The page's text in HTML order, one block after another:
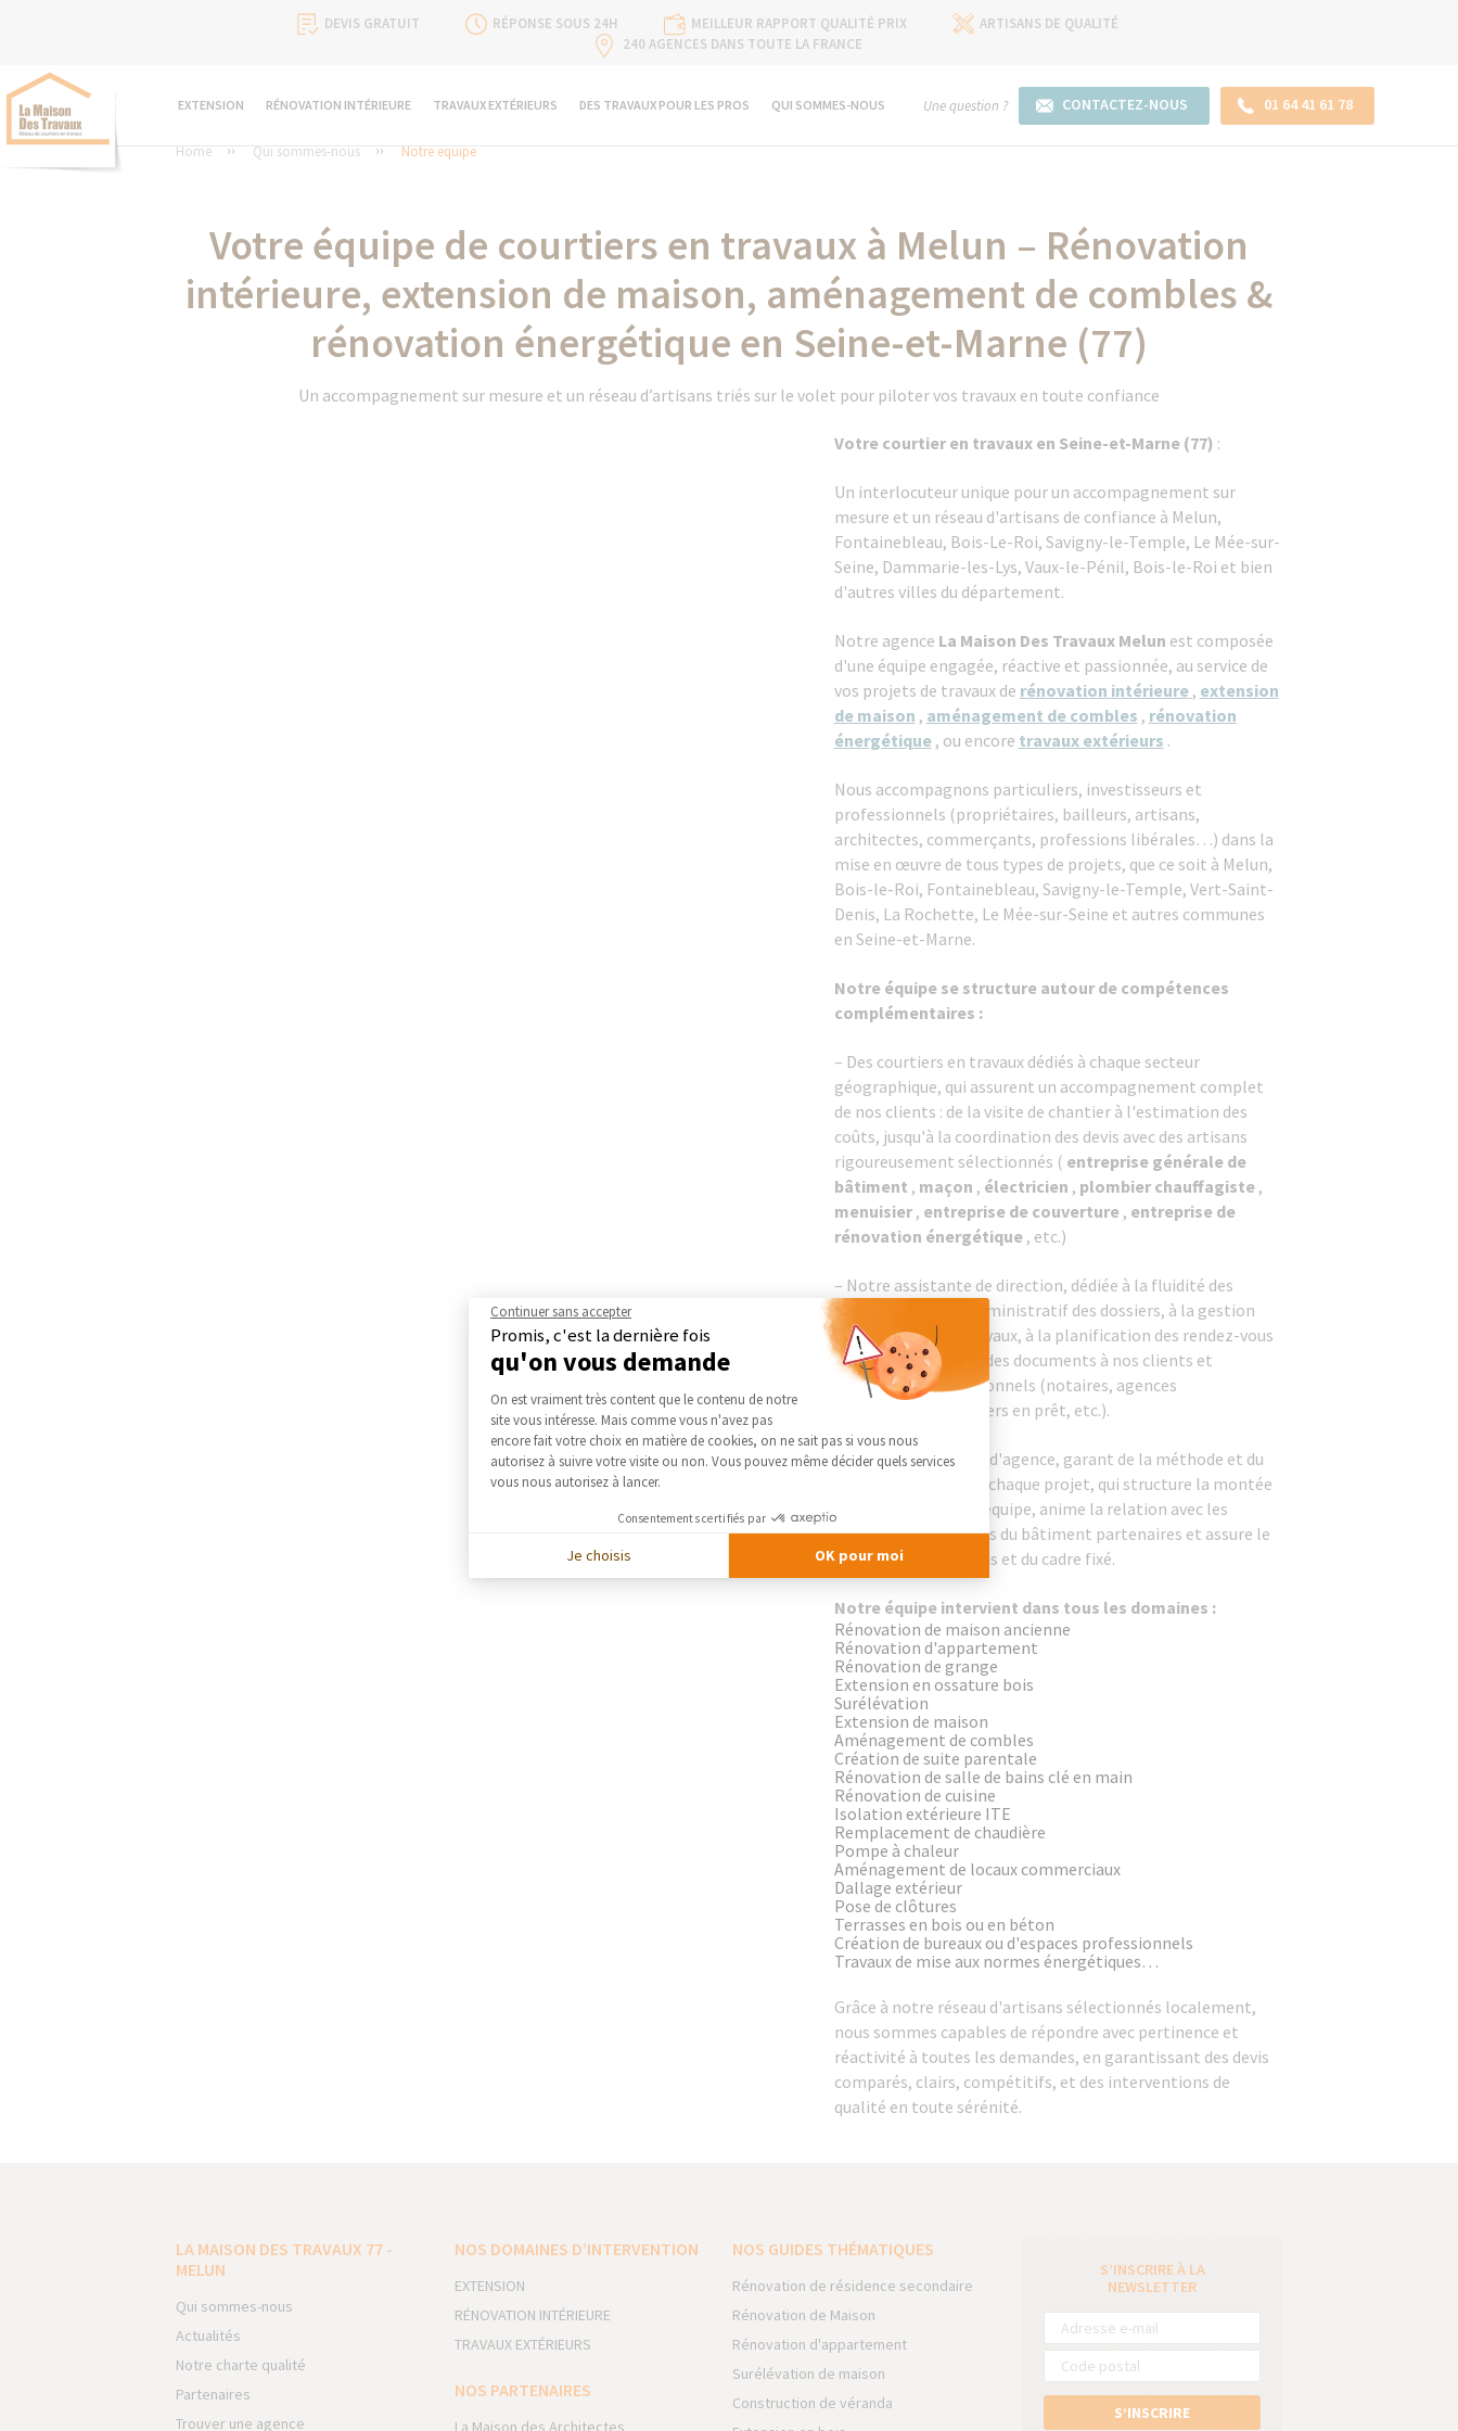
DEVIS GRATUIT RÉPONSE SOUS 24H MEILLEUR RAPPORT QUALITÉ PRIX
ARTISANS DE QUALITÉ
240 AGENCES DANS TOUTE LA FRANCE
EXTENSION RÉNOVATION INTÉRIEURE TRAVAUX EXTÉRIEURS DES TRAVAUX POUR LES PROS QUI SOMMES-NOUS Une question ? CONTACTEZ-NOUS 01 64 41 61 78
Home Qui sommes-nous Notre equipe
Votre équipe de courtiers en travaux à Melun – Rénovation
intérieure, extension de maison, aménagement de combles &
rénovation énergétique en Seine-et-Marne (77)
Un accompagnement sur mesure et un réseau d’artisans triés sur le volet pour piloter vos travaux en toute confiance
Votre courtier en travaux en Seine-et-Marne (77) :
Un interlocuteur unique pour un accompagnement sur
mesure et un réseau d'artisans de confiance à Melun,
Fontainebleau, Bois-Le-Roi, Savigny-le-Temple, Le Mée-sur-
Seine, Dammarie-les-Lys, Vaux-le-Pénil, Bois-le-Roi et bien
d'autres villes du département.
Notre agence La Maison Des Travaux Melun est composée
d'une équipe engagée, réactive et passionnée, au service de
vos projets de travaux de rénovation intérieure , extension
de maison , aménagement de combles , rénovation
énergétique, ou encore travaux extérieurs .
Nous accompagnons particuliers, investisseurs et
professionnels (propriétaires, bailleurs, artisans,
architectes, commerçants, professions libérales…) dans la
mise en œuvre de tous types de projets, que ce soit à Melun,
Bois-le-Roi, Fontainebleau, Savigny-le-Temple, Vert-Saint-
Denis, La Rochette, Le Mée-sur-Seine et autres communes
en Seine-et-Marne.
Notre équipe se structure autour de compétences
complémentaires :
– Des courtiers en travaux dédiés à chaque secteur
géographique, qui assurent un accompagnement complet
de nos clients : de la visite de chantier à l'estimation des
coûts, jusqu'à la coordination des devis avec des artisans
rigoureusement sélectionnés ( entreprise générale de
bâtiment , maçon , électricien , plombier chauffagiste,
menuisier, entreprise decouverture, entreprise de
rénovation énergétique, etc.)
– Notre assistante de direction, dédiée à la fluidité des
échanges, au suivi administratif des dossiers, à la gestion
des demandes de travaux, à la planification des rendez-vous
et à la transmission des documents à nos clients et
partenaires professionnels (notaires, agences
immobilières, courtiers en prêt, etc.).
– Notre responsable d'agence, garant de la méthode et du
bon déroulement de chaque projet, qui structure la montée
en compétence de l'équipe, anime la relation avec les
entreprises générales du bâtiment partenaires et assure le
bon respect des délais et du cadre fixé.
Notre équipe intervient dans tous les domaines :
Rénovation de maison ancienne
Rénovation d'appartement
Rénovation de grange
Extension en ossature bois
Surélévation
Extension de maison
Aménagement de combles
Création de suite parentale
Rénovation de salle de bains clé en main
Rénovation de cuisine
Isolation extérieure ITE
Remplacement de chaudière
Pompe à chaleur
Aménagement de locaux commerciaux
Dallage extérieur
Pose de clôtures
Terrasses en bois ou en béton
Création de bureaux ou d'espaces professionnels
Travaux de mise aux normes énergétiques…
Grâce à notre réseau d'artisans sélectionnés localement,
nous sommes capables de répondre avec pertinence et
réactivité à toutes les demandes, en garantissant des devis
comparés, clairs, compétitifs, et des interventions de
qualité en toute sérénité.
LA MAISON DES TRAVAUX 77 -
MELUN
Qui sommes-nous
Actualités
Notre charte qualité
Partenaires
Trouver une agence
NOS DOMAINES D’INTERVENTION
EXTENSION
RÉNOVATION INTÉRIEURE
TRAVAUX EXTÉRIEURS
NOS PARTENAIRES
La Maison des Architectes
NOS GUIDES THÉMATIQUES
Rénovation de résidence secondaire
Rénovation de Maison
Rénovation d'appartement
Surélévation de maison
Construction de véranda
S’INSCRIRE À LA
NEWSLETTER
S’INSCRIRE
Continuer sans accepter
Promis, c'est la dernière fois
qu'on vous demande
Plateforme de Gestion du Consentement : Personnalisez vos Options
On est vraiment très content que le contenu de notre
site vous intéresse. Mais comme vous n'avez pas
encore fait votre choix en matière de cookies, on ne sait pas si vous nous
autorisez à suivre votre visite ou non. Vous pouvez même décider quels services
vous nous autorisez à lancer.
Consentements certifiés par
Je choisis OK pour moi
Axeptio consent